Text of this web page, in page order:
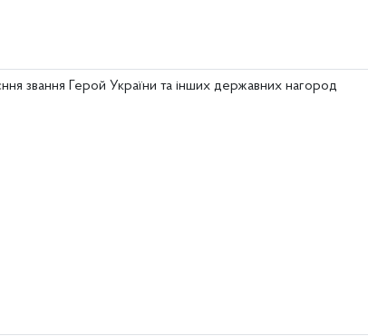
звання Герой України та інших державних нагород